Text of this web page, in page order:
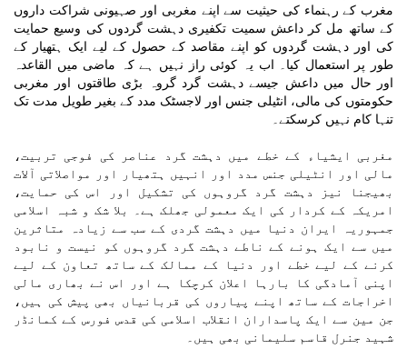
مغرب کے رہنماء کی حیثیت سے اپنے مغربی اور صہیونی شراکت داروں
کے ساتھ مل کر داعش سمیت تکفیری دہشت گردوں کی وسیع حمایت
کی اور دہشت گردوں کو اپنے مقاصد کے حصول کے لیے ایک ہتھیار کے
طور پر استعمال کیا۔ اب یہ کوئی راز نہیں ہے کہ ماضی میں القاعدہ
اور حال میں داعش جیسے دہشت گرد گروہ بڑی طاقتوں اور مغربی
حکومتوں کی مالی، انٹیلی جنس اور لاجسٹک مدد کے بغیر طویل مدت تک
تنہا کام نہیں کرسکتے۔
مغربی ایشیاء کے خطے میں دہشت گرد عناصر کی فوجی تربیت،
مالی اور انٹیلی جنس مدد اور انہیں ہتھیار اور مواصلاتی آلات
بھیجنا نیز دہشت گرد گروہوں کی تشکیل اور اس کی حمایت،
امریکہ کے کردار کی ایک معمولی جھلک ہے۔ بلا شک و شبہ اسلامی
جمہوریہ ایران دنیا میں دہشت گردی کے سب سے زیادہ متاثرین
میں سے ایک ہونے کے ناطے دہشت گرد گروہوں کو نیست و نابود
کرنے کے لیے خطے اور دنیا کے ممالک کے ساتھ تعاون کے لیے
اپنی آمادگی کا بارہا اعلان کرچکا ہے اور اس نے بھاری مالی
اخراجات کے ساتھ اپنے پیاروں کی قربانیاں بھی پیش کی ہیں،
جن مین سے ایک پاسداران انقلاب اسلامی کی قدس فورس کے کمانڈر
شہید جنرل قاسم سلیمانی بھی ہیں۔